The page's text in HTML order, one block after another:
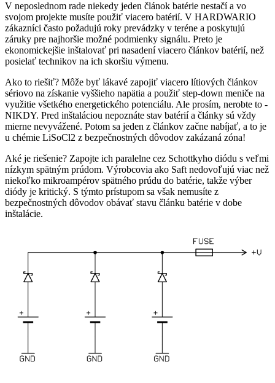
V neposlednom rade niekedy jeden článok batérie nestačí a vo
svojom projekte musíte použiť viacero batérií. V HARDWARIO
zákazníci často požadujú roky prevádzky v teréne a poskytujú
záruky pre najhoršie možné podmienky signálu. Preto je
ekonomickejšie inštalovať pri nasadení viacero článkov batérií, než
posielať technikov na ich skoršiu výmenu.
Ako to riešiť? Môže byť lákavé zapojiť viacero lítiových článkov
sériovo na získanie vyššieho napätia a použiť step-down meniče na
využitie všetkého energetického potenciálu. Ale prosím, nerobte to -
NIKDY. Pred inštaláciou nepoznáte stav batérií a články sú vždy
mierne nevyvážené. Potom sa jeden z článkov začne nabíjať, a to je
u chémie LiSoCl2 z bezpečnostných dôvodov zakázaná zóna!
Aké je riešenie? Zapojte ich paralelne cez Schottkyho diódu s veľmi
nízkym spätným prúdom. Výrobcovia ako Saft nedovoľujú viac než
niekoľko mikroampérov spätného prúdu do batérie, takže výber
diódy je kritický. S týmto prístupom sa však nemusíte z
bezpečnostných dôvodov obávať stavu článku batérie v dobe
inštalácie.